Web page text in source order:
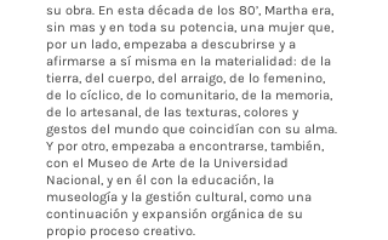
su obra. En esta década de los 80’, Martha era,
sin mas y en toda su potencia, una mujer que,
por un lado, empezaba a descubrirse y a
afirmarse a sí misma en la materialidad: de la
tierra, del cuerpo, del arraigo, de lo femenino,
de lo cíclico, de lo comunitario, de la memoria,
de lo artesanal, de las texturas, colores y
gestos del mundo que coincidían con su alma.
Y por otro, empezaba a encontrarse, también,
con el Museo de Arte de la Universidad
Nacional, y en él con la educación, la
museología y la gestión cultural, como una
continuación y expansión orgánica de su
propio proceso creativo.